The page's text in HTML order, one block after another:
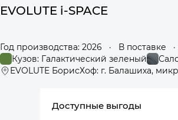
EVOLUTE i-SPACE
Год производства: 2026 · В поставке ·
Кузов: Галактический зеленый
EVOLUTE БорисХоф: г. Балашиха,
Доступные выгоды